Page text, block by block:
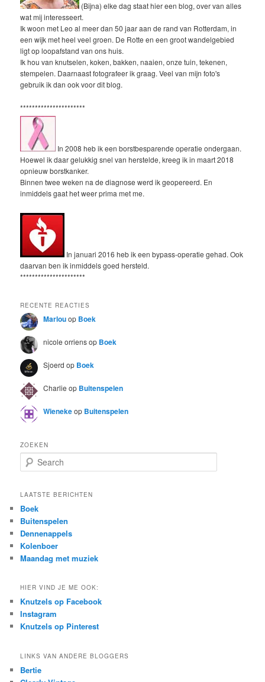
(Bijna) elke dag staat hier een blog, over van alles
wat mij interesseert.
Ik woon met Leo al meer dan 50 jaar aan de rand van Rotterdam, in
een wijk met heel veel groen. De Rotte en een groot wandelgebied
ligt op loopafstand van ons huis.
Ik hou van knutselen, koken, bakken, naaien, onze tuin, tekenen,
stempelen. Daarnaast fotografeer ik graag. Veel van mijn foto's
gebruik ik dan ook voor dit blog.
**********************
In 2008 heb ik een borstbesparende operatie ondergaan.
Hoewel ik daar gelukkig snel van herstelde, kreeg ik in maart 2018
opnieuw borstkanker.
Binnen twee weken na de diagnose werd ik geopereerd. En
inmiddels gaat het weer prima met me.
In januari 2016 heb ik een bypass-operatie gehad. Ook
daarvan ben ik inmiddels goed hersteld.
**********************
RECENTE REACTIES
Marlouop Boek
nicole orriensop Boek
Sjoerd op Boek
Charlie op Buitenspelen
Wienekeop Buitenspelen
ZOEKEN
e
r
h
LAATSTE BERICHTEN
Boek
Buitenspelen
Dennenappels
Kolenboer
Maandag met muziek
HIER VIND JE ME OOK:
Knutzels op Facebook
Instagram
Knutzels op Pinterest
LINKS VAN ANDERE BLOGGERS
Bertie